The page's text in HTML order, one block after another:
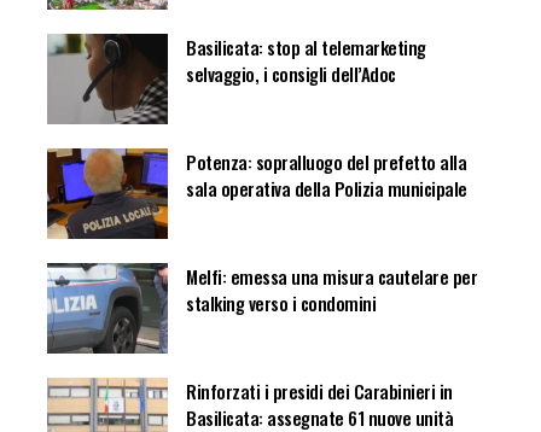
Basilicata: stop al telemarketing
selvaggio, i consigli dell’Adoc
Potenza: sopralluogo del prefetto alla
sala operativa della Polizia municipale
Melfi: emessa una misura cautelare per
stalking verso i condomini
Rinforzati i presidi dei Carabinieri in
Basilicata: assegnate 61 nuove unità